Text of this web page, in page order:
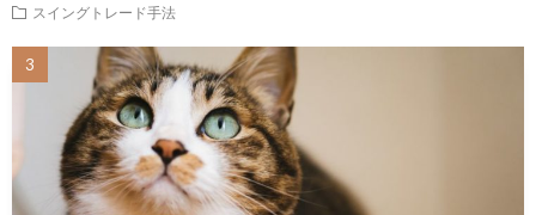
スイングトレード手法